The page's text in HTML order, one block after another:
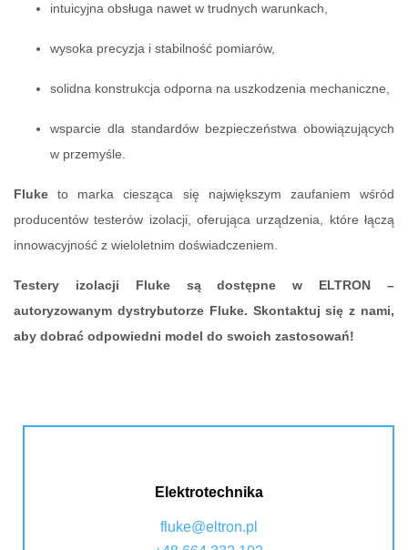
intuicyjna obsługa nawet w trudnych warunkach,
wysoka precyzja i stabilność pomiarów,
solidna konstrukcja odporna na uszkodzenia mechaniczne,
wsparcie dla standardów bezpieczeństwa obowiązujących
w przemyśle.
Fluke to marka ciesząca się największym zaufaniem wśród
producentów testerów izolacji, oferująca urządzenia, które łączą
innowacyjność z wieloletnim doświadczeniem.
Testery izolacji Fluke są dostępne w ELTRON –
autoryzowanym dystrybutorze Fluke. Skontaktuj się z nami,
aby dobrać odpowiedni model do swoich zastosowań!
Elektrotechnika
fluke@eltron.pl